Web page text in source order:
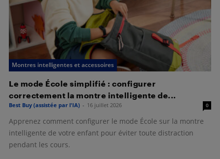
Montres intelligentes et accessoires
Le mode École simplifié : configurer
correctement la montre intelligente de...
Best Buy (assistée par l'IA) - 16 juillet 2026 0
Apprenez comment configurer le mode École sur la montre
intelligente de votre enfant pour éviter toute distraction
pendant les cours.